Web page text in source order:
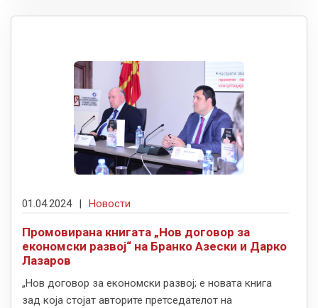
01.04.2024 | Новости
Промовирана книгата „Нов договор за
економски развој“ на Бранко Азески и Дарко
Лазаров
„Нов договор за економски развој; е новата книга
зад која стојат авторите претседателот на